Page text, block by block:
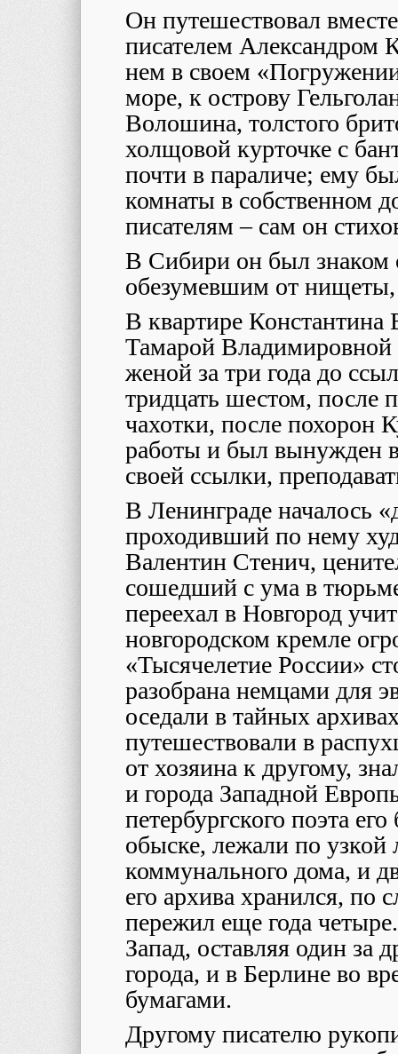
Он путешествовал
писателем
нем в своем
море, к острову
Волошина, толстого
холщовой курточке с
почти в параличе; ему
комнаты в собственном
писателям – сам он
В Сибири он был
обезумевшим от
В квартире Константина
Тамарой Владимировной
женой за три года до
тридцать шестом, после
чахотки, после похорон
работы и был вынужден
своей ссылки,
В Ленинграде началось
проходивший по нему
Валентин Стенич,
сошедший с ума в
переехал в Новгород
новгородском кремле
«Тысячелетие России»
разобрана немцами для
оседали в тайных
путешествовали в
от хозяина к другому,
и города Западной
петербургского поэта
обыске, лежали по узкой
коммунального дома, и
его архива хранился, по
пережил еще года
Запад, оставляя один за
города, и в Берлине во
бумагами.
Другому писателю